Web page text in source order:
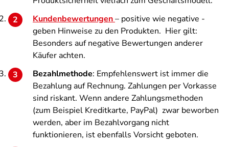
Kundenbewertungen– positive wie negative -
geben Hinweise zu den Produkten. Hier gilt:
Besonders auf negative Bewertungen anderer
Käufer achten.
Bezahlmethode: Empfehlenswert ist immer die
Bezahlung auf Rechnung. Zahlungen per Vorkasse
sind riskant. Wenn andere Zahlungsmethoden
(zum Beispiel Kreditkarte, PayPal) zwar beworben
werden, aber im Bezahlvorgang nicht
funktionieren, ist ebenfalls Vorsicht geboten.